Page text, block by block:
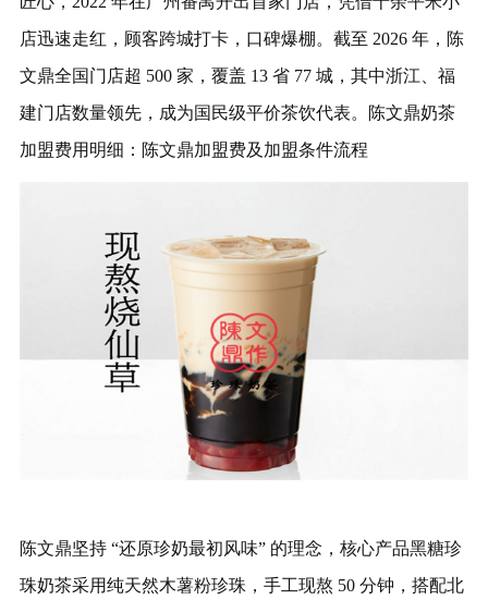
店迅速走红，顾客跨城打卡，口碑爆棚。截至 2026 年，陈
文鼎全国门店超 500 家，覆盖 13 省 77 城，其中浙江、福
建门店数量领先，成为国民级平价茶饮代表。
陈文鼎奶茶
加盟费用明细：陈文鼎加盟费及加盟条件流程
陈文鼎坚持 “还原珍奶最初风味” 的理念，核心产品黑糖珍
珠奶茶采用纯天然木薯粉珍珠，手工现熬 50 分钟，搭配北